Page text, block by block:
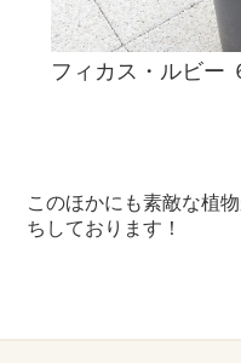
フィカス・ルビー
このほかにも素敵な植
ちしております！